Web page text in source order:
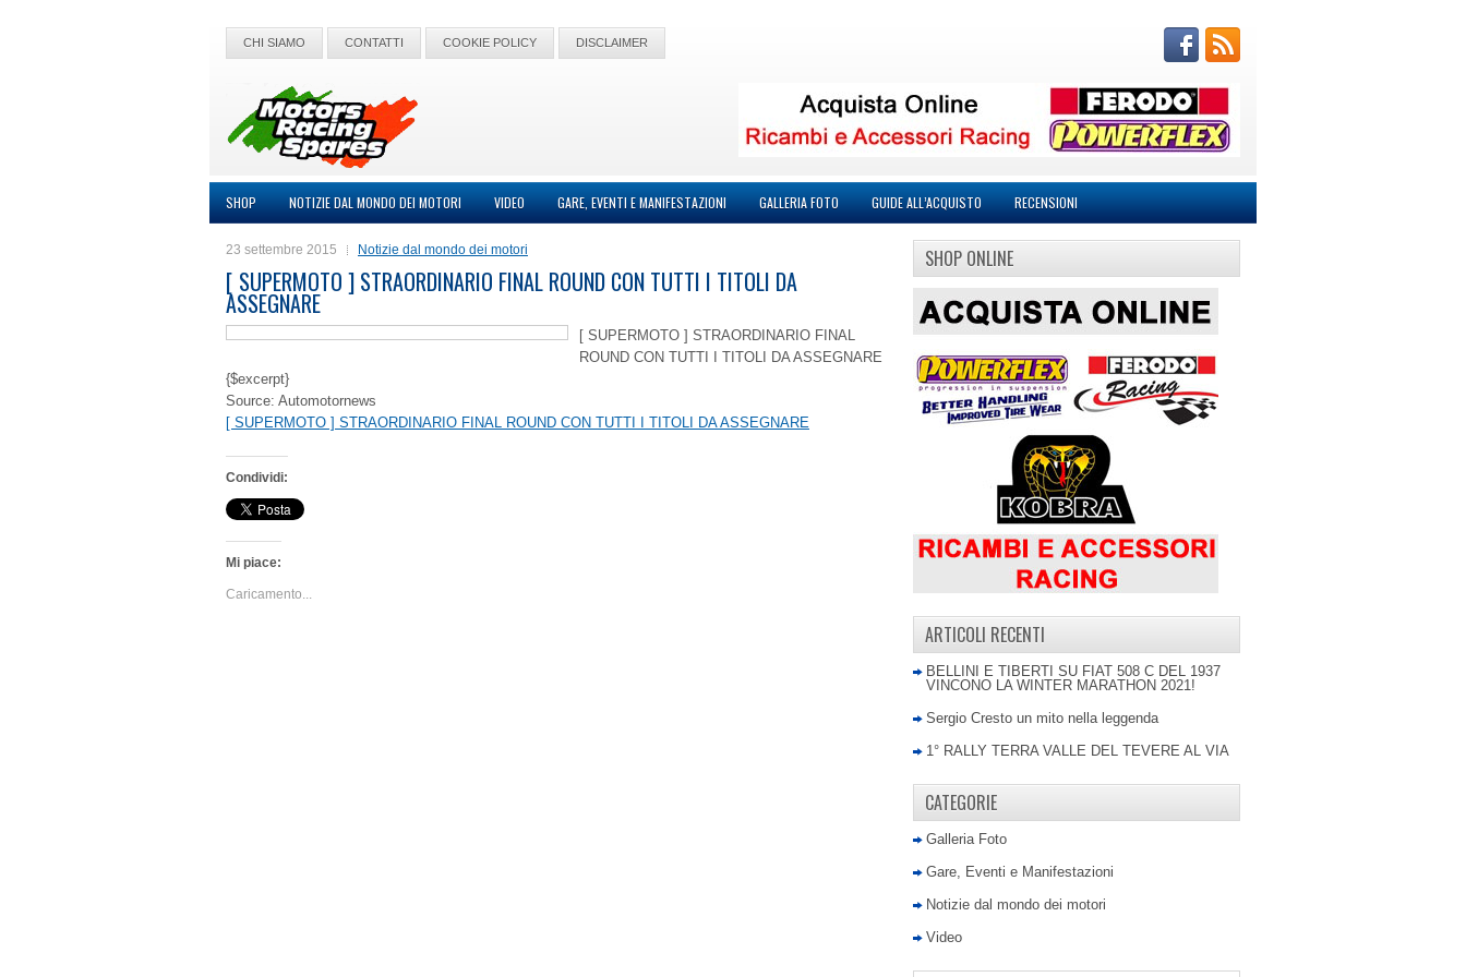
CHI SIAMO CONTATTI COOKIE POLICY DISCLAIMER
SHOP NOTIZIE DAL MONDO DEI MOTORI VIDEO GARE, EVENTI E MANIFESTAZIONI GALLERIA FOTO GUIDE ALL’ACQUISTO RECENSIONI
23 settembre 2015 Notizie dal mondo dei motori
[ SUPERMOTO ] STRAORDINARIO FINAL ROUND CON TUTTI I TITOLI DA
ASSEGNARE
[ SUPERMOTO ] STRAORDINARIO FINAL
ROUND CON TUTTI I TITOLI DA ASSEGNARE
{$excerpt}
Source: Automotornews
[ SUPERMOTO ] STRAORDINARIO FINAL ROUND CON TUTTI I TITOLI DA ASSEGNARE
Condividi:
Mi piace:
Caricamento...
SHOP ONLINE
ARTICOLI RECENTI
BELLINI E TIBERTI SU FIAT 508 C DEL 1937
VINCONO LA WINTER MARATHON 2021!
Sergio Cresto un mito nella leggenda
1° RALLY TERRA VALLE DEL TEVERE AL VIA
CATEGORIE
Galleria Foto
Gare, Eventi e Manifestazioni
Notizie dal mondo dei motori
Video